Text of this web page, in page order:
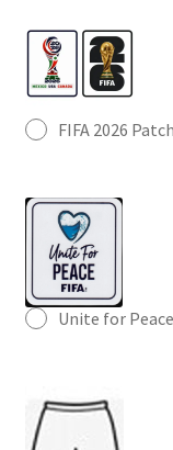
FIFA 2026
Unite for